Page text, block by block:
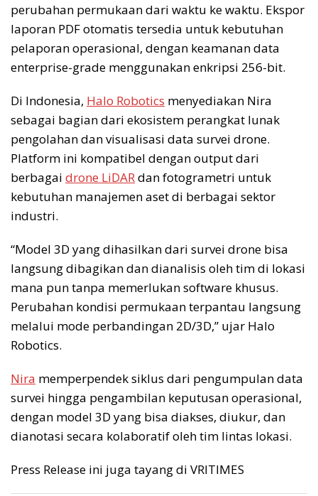
perubahan permukaan dari waktu ke waktu. Ekspor
laporan PDF otomatis tersedia untuk kebutuhan
pelaporan operasional, dengan keamanan data
enterprise-grade menggunakan enkripsi 256-bit.
Di Indonesia, Halo Robotics menyediakan Nira
sebagai bagian dari ekosistem perangkat lunak
pengolahan dan visualisasi data survei drone.
Platform ini kompatibel dengan output dari
berbagai drone LiDARdan fotogrametri untuk
kebutuhan manajemen aset di berbagai sektor
industri.
“Model 3D yang dihasilkan dari survei drone bisa
langsung dibagikan dan dianalisis oleh tim di lokasi
mana pun tanpa memerlukan software khusus.
Perubahan kondisi permukaan terpantau langsung
melalui mode perbandingan 2D/3D,” ujar Halo
Robotics.
Nira memperpendek siklus dari pengumpulan data
survei hingga pengambilan keputusan operasional,
dengan model 3D yang bisa diakses, diukur, dan
dianotasi secara kolaboratif oleh tim lintas lokasi.
Press Release ini juga tayang di VRITIMES